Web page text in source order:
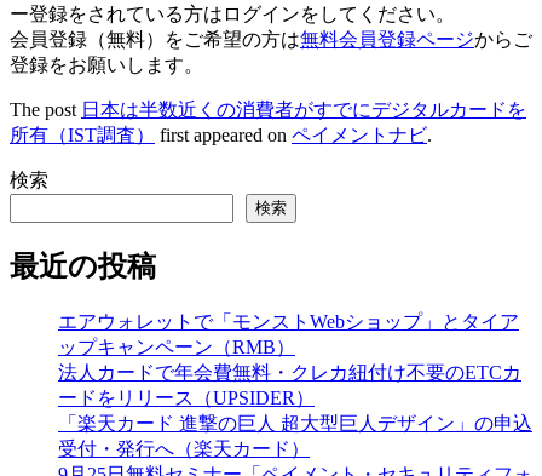
ー登録をされている方はログインをしてください。
会員登録（無料）をご希望の方は無料会員登録ページからご
登録をお願いします。
The post 日本は半数近くの消費者がすでにデジタルカードを
所有（IST調査）
first appeared on ペイメントナビ.
検索
検索
最近の投稿
エアウォレットで「モンストWebショップ」とタイア
ップキャンペーン（RMB）
法人カードで年会費無料・クレカ紐付け不要のETCカ
ードをリリース（UPSIDER）
「楽天カード 進撃の巨人 超大型巨人デザイン」の申込
受付・発行へ（楽天カード）